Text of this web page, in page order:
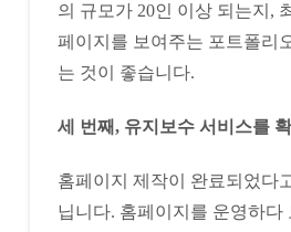
의 규모가 20인 이상 되는지,
페이지를 보여주는 포트폴리
는 것이 좋습니다.
세 번째, 유지보수 서비스를
홈페이지 제작이 완료되었다
닙니다. 홈페이지를 운영하다